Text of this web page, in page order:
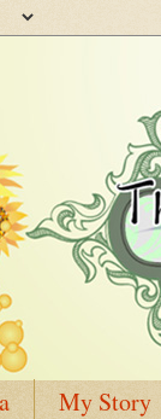
My Story